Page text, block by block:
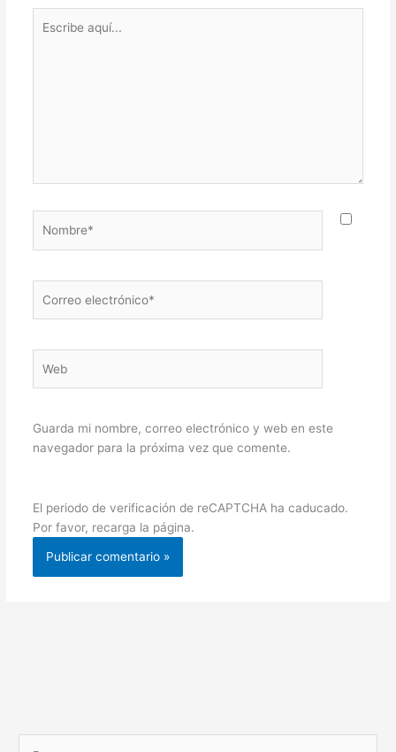
aquí...
electrónico*
Guarda mi nombre, correo electrónico y web en este
navegador para la próxima vez que comente.
El periodo de verificación de reCAPTCHA ha caducado.
Por favor, recarga la página.